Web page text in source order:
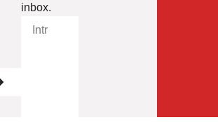
inbox.